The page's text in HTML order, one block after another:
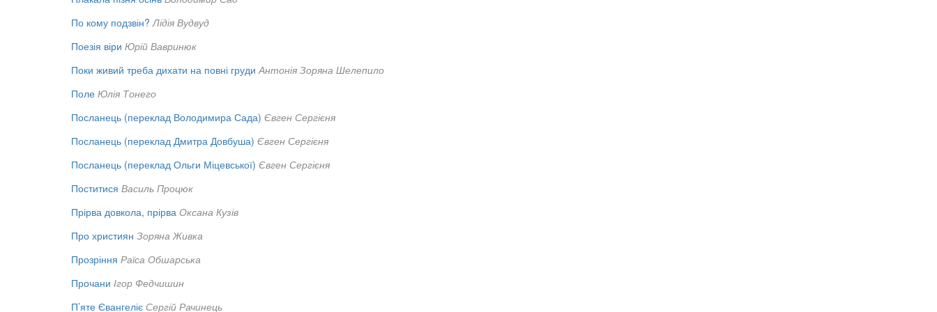
По кому подзвін? Лідія Вудвуд
Поезія віри Юрій Вавринюк
Поки живий треба дихати на повні груди Антонія Зоряна Шелепило
Поле Юлія Тонего
Посланець (переклад Володимира Сада) Євген Сергієня
Посланець (переклад Дмитра Довбуша) Євген Сергієня
Посланець (переклад Ольги Міцевської) Євген Сергієня
Поститися Василь Процюк
Прірва довкола, прірва Оксана Кузів
Про християн Зоряна Живка
Прозріння Раїса Обшарська
Прочани Ігор Федчишин
П’яте Євангеліє Сергій Рачинець